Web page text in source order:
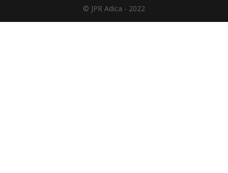
© JPR Adica - 2022